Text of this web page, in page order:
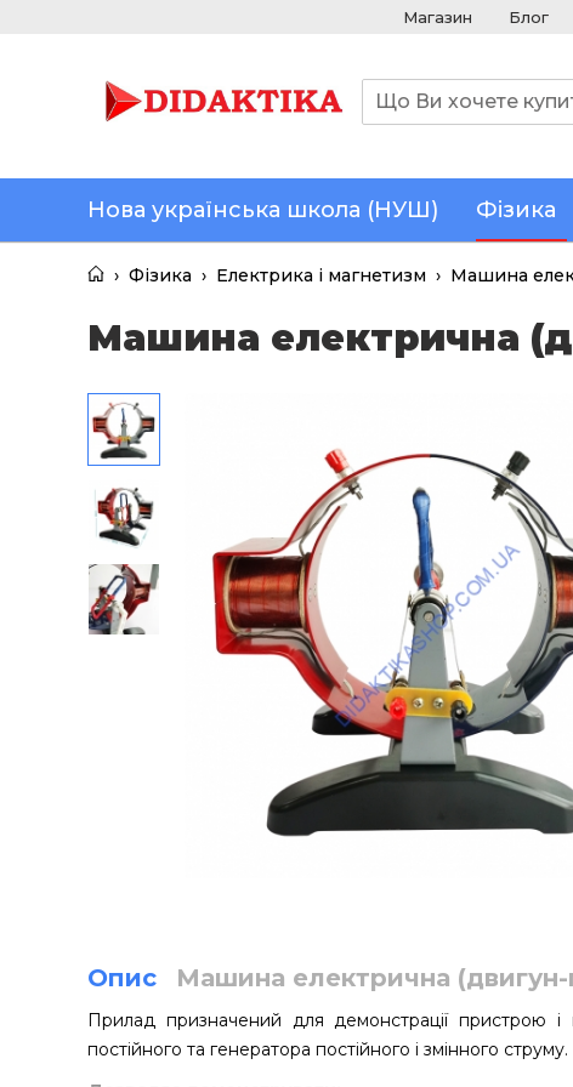
Магазин Блог
Нова українська школа (НУШ) Фізика
› Фізика › Електрика і магнетизм › Машина
Машина електрична
Опис Машина електрична (двигун-
Прилад призначений для демонстрації пристрою і
постійного та генератора постійного і змінного струму.